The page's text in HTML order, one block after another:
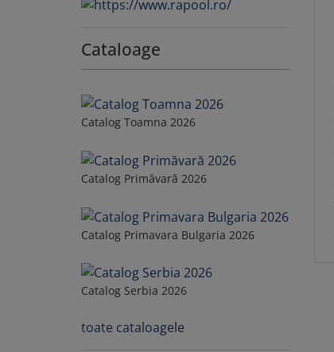
Cataloage
Catalog Toamna 2026
Catalog Primăvară 2026
Catalog Primavara Bulgaria 2026
Catalog Serbia 2026
toate cataloagele